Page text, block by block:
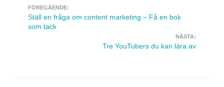
Navigera inlägg
FÖREGÅENDE:
Ställ en fråga om content marketing – Få en bok
som tack
NÄSTA:
Tre YouTubers du kan lära av